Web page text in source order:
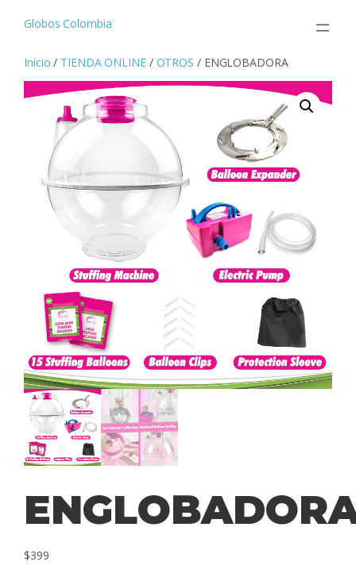
Globos Colombia
Inicio / TIENDA ONLINE/ OTROS / ENGLOBADORA
$399